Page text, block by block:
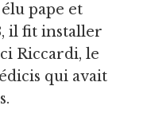
pape et
il fit installer
Riccardi, le
qui avait